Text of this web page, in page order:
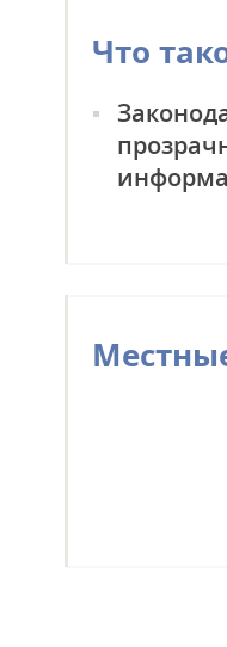
Что